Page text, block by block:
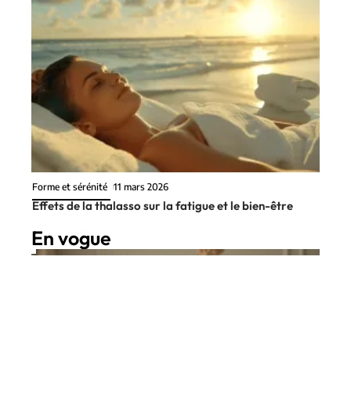
Forme et sérénité 11 mars 2026
Effets de la thalasso sur la fatigue et le bien-être
En vogue